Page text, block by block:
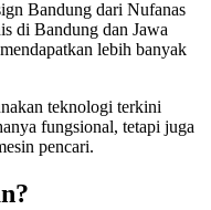
Bandung dari Nufanas
di Bandung dan Jawa
lebih banyak
teknologi terkini
fungsional, tetapi juga
pencari.